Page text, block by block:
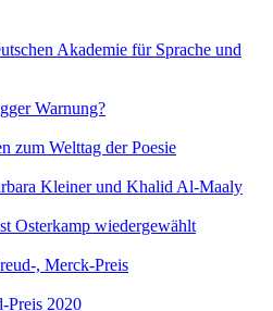
Akademie für Sprache und
Warnung?
zum Welttag der Poesie
Kleiner und Khalid Al-Maaly
Osterkamp wiedergewählt
, Merck-Preis
Preis 2020